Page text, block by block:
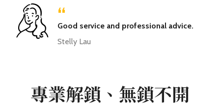
“
Good service and professional advice.
Stelly Lau
專業解鎖、無鎖不開